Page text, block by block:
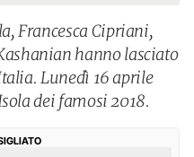
Francesca Cipriani,
hanno lasciato
Lunedì 16 aprile
dei famosi 2018.